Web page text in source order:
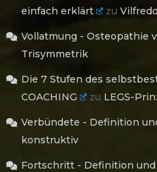
einfach erklärt
zu
Vollatmung - Osteopathie
Trisymmetrik
Die 7 Stufen des
COACHING
zu LEGS-
Verbündete - Definition
konstruktiv
Fortschritt - Definition